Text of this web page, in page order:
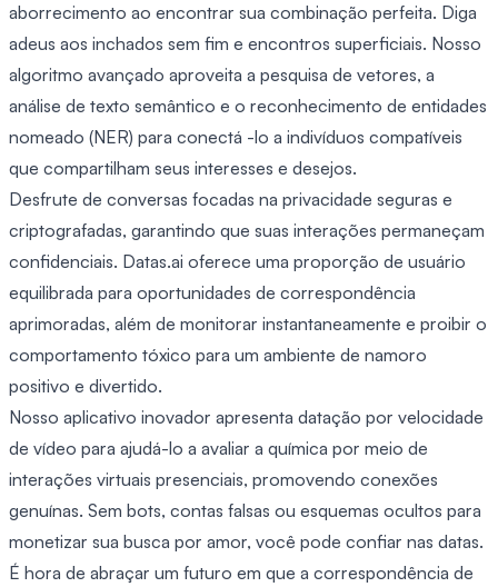
aborrecimento ao encontrar sua combinação perfeita. Diga
adeus aos inchados sem fim e encontros superficiais. Nosso
algoritmo avançado aproveita a pesquisa de vetores, a
análise de texto semântico e o reconhecimento de entidades
nomeado (NER) para conectá -lo a indivíduos compatíveis
que compartilham seus interesses e desejos.
Desfrute de conversas focadas na privacidade seguras e
criptografadas, garantindo que suas interações permaneçam
confidenciais. Datas.ai oferece uma proporção de usuário
equilibrada para oportunidades de correspondência
aprimoradas, além de monitorar instantaneamente e proibir o
comportamento tóxico para um ambiente de namoro
positivo e divertido.
Nosso aplicativo inovador apresenta datação por velocidade
de vídeo para ajudá-lo a avaliar a química por meio de
interações virtuais presenciais, promovendo conexões
genuínas. Sem bots, contas falsas ou esquemas ocultos para
monetizar sua busca por amor, você pode confiar nas datas.
É hora de abraçar um futuro em que a correspondência de